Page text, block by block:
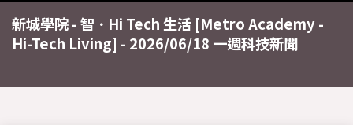
新城學院 - 智 ･ Hi Tech 生活 [Metro Academy -
Hi-Tech Living] - 2026/06/18 一週科技新聞